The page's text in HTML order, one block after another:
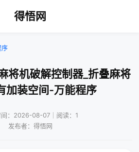
得悟网
序
将机破解控制器_折叠麻将
加装空间-万能程序
间：2026-08-07｜阅读：1
发布者：得悟网